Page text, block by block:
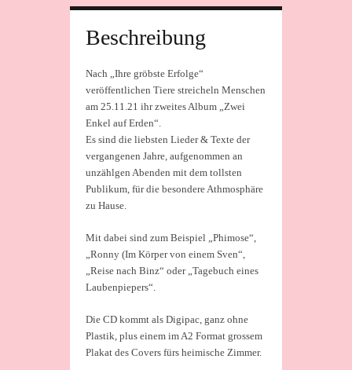
Beschreibung
Nach „Ihre gröbste Erfolge“
veröffentlichen Tiere streicheln Menschen
am 25.11.21 ihr zweites Album „Zwei
Enkel auf Erden“.
Es sind die liebsten Lieder & Texte der
vergangenen Jahre, aufgenommen an
unzählgen Abenden mit dem tollsten
Publikum, für die besondere Athmosphäre
zu Hause.
Mit dabei sind zum Beispiel „Phimose“,
„Ronny (Im Körper von einem Sven“,
„Reise nach Binz“ oder „Tagebuch eines
Laubenpiepers“.
Die CD kommt als Digipac, ganz ohne
Plastik, plus einem im A2 Format grossem
Plakat des Covers fürs heimische Zimmer.